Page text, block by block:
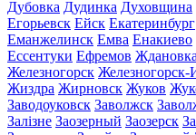
Дубовка Дудинка Духовщина
Егорьевск Ейск Екатеринбург
Еманжелинск Емва Енакиево
Ессентуки Ефремов Ждановка
Железногорск
Жиздра Жирновск Жуков
Заводоуковск Заволжск
Залізне Заозерный Заозерск